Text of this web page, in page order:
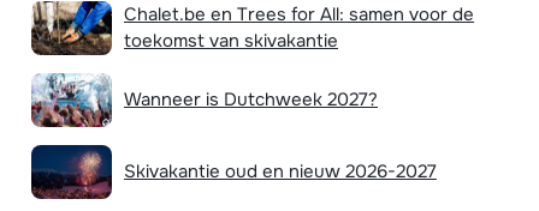
Chalet.be en Trees for All: samen voor de
toekomst van skivakantie
Wanneer is Dutchweek 2027?
Skivakantie oud en nieuw 2026-2027